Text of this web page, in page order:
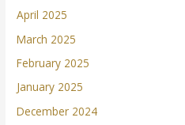
April 2025
March 2025
February 2025
January 2025
December 2024